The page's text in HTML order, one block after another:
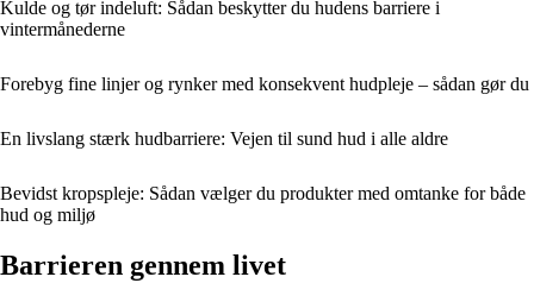
Kulde og tør indeluft: Sådan beskytter du hudens barriere i
vintermånederne
Forebyg fine linjer og rynker med konsekvent hudpleje – sådan gør du
En livslang stærk hudbarriere: Vejen til sund hud i alle aldre
Bevidst kropspleje: Sådan vælger du produkter med omtanke for både
hud og miljø
Barrieren gennem livet